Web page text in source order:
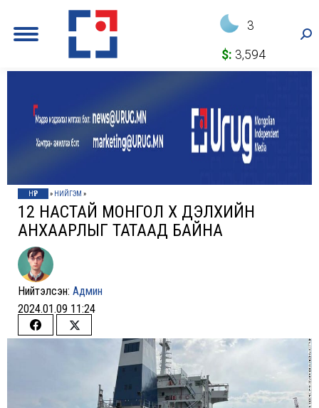
3
$: 3,594
НҮҮР » НИЙГЭМ »
12 НАСТАЙ МОНГОЛ ХҮҮ ДЭЛХИЙН
АНХААРЛЫГ ТАТААД БАЙНА
Нийтэлсэн: Админ
2024.01.09 11:24
Share
Share